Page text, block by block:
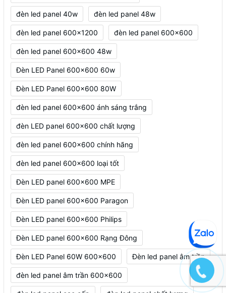
đèn led panel 40w đèn led panel 48w
đèn led panel 600x1200 đèn led panel 600x600
đèn led panel 600x600 48w
Đèn LED Panel 600x600 60w
Đèn LED Panel 600x600 80W
đèn led panel 600x600 ánh sáng trắng
đèn LED panel 600x600 chất lượng
đèn led panel 600x600 chính hãng
đèn led panel 600x600 loại tốt
Đèn LED panel 600x600 MPE
Đèn LED panel 600x600 Paragon
Đèn LED panel 600x600 Philips
Đèn LED panel 600x600 Rạng Đông
Đèn LED Panel 60W 600x600 Đèn led panel âm trần
đèn led panel âm trần 600x600